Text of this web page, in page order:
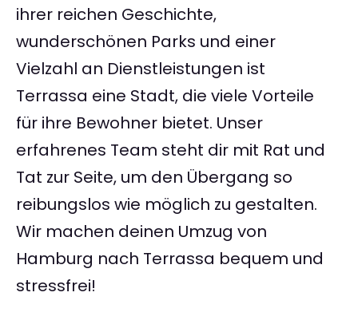
ihrer reichen Geschichte,
wunderschönen Parks und einer
Vielzahl an Dienstleistungen ist
Terrassa eine Stadt, die viele Vorteile
für ihre Bewohner bietet. Unser
erfahrenes Team steht dir mit Rat und
Tat zur Seite, um den Übergang so
reibungslos wie möglich zu gestalten.
Wir machen deinen Umzug von
Hamburg nach Terrassa bequem und
stressfrei!